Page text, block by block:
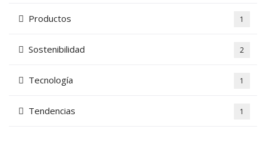
Productos 1
Sostenibilidad 2
Tecnología 1
Tendencias 1